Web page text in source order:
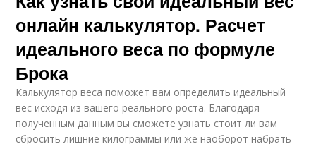
онлайн калькулятор. Расчет
идеального веса по формуле
Брока
Калькулятор веса поможет вам определить идеальный
вес исходя из вашего реального роста. Благодаря
полученным данным вы сможете узнать стоит ли вам
сбросить лишние килограммы или же наоборот набрать